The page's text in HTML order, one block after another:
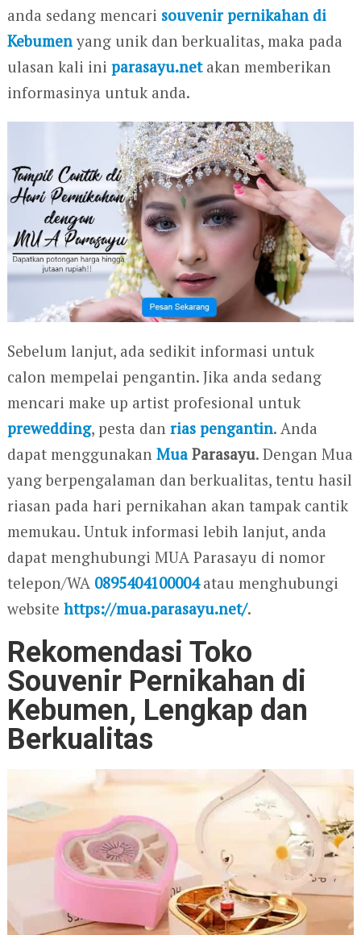
anda sedang mencari souvenir pernikahan di
Kebumenyang unik dan berkualitas, maka pada
ulasan kali ini parasayu.netakan memberikan
informasinya untuk anda.
Sebelum lanjut, ada sedikit informasi untuk
calon mempelai pengantin. Jika anda sedang
mencari make up artist profesional untuk
prewedding, pesta dan rias pengantin. Anda
dapat menggunakan MuaParasayu. Dengan Mua
yang berpengalaman dan berkualitas, tentu hasil
riasan pada hari pernikahan akan tampak cantik
memukau. Untuk informasi lebih lanjut, anda
dapat menghubungi MUA Parasayu di nomor
telepon/WA 0895404100004atau menghubungi
website https://mua.parasayu.net/.
Rekomendasi Toko
Souvenir Pernikahan di
Kebumen, Lengkap dan
Berkualitas